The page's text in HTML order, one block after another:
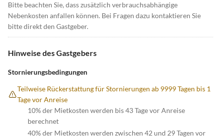
Bitte beachten Sie, dass zusätzlich verbrauchsabhängige
Nebenkosten anfallen können. Bei Fragen dazu kontaktieren Sie
bitte direkt den Gastgeber.
Hinweise des Gastgebers
Stornierungsbedingungen
Teilweise Rückerstattung für Stornierungen ab 9999 Tagen bis 1
Tage vor Anreise
10% der Mietkosten werden bis 43 Tage vor Anreise
berechnet
40% der Mietkosten werden zwischen 42 und 29 Tagen vor